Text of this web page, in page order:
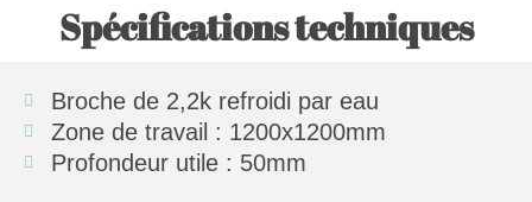
Spécifications techniques
Broche de 2,2k refroidi par eau
Zone de travail : 1200x1200mm
Profondeur utile : 50mm